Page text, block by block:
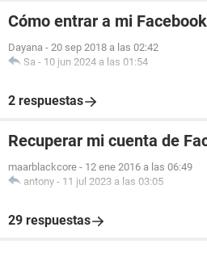
Cómo entrar a mi
Dayana - 20 sep 2018 a las 02:42
Sa - 10 jun 2024 a las 01:54
2 respuestas
Recuperar mi cuenta de
maarblackcore - 12 ene 2016 a las 06:49
antony - 11 jul 2023 a las 03:05
29 respuestas